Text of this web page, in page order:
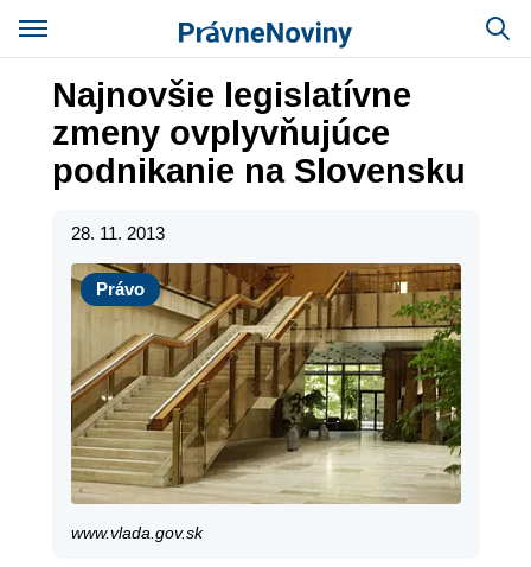
Najnovšie legislatívne
zmeny ovplyvňujúce
podnikanie na Slovensku
28. 11. 2013
Právo
Právo
www.vlada.gov.sk